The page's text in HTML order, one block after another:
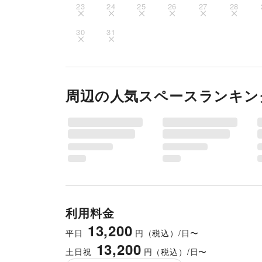
23 24 25 26 27 28
30 31
周辺の人気スペースランキ
利用料金
平日 13,200 円（税込）/日〜
土日祝 13,200 円（税込）/日〜